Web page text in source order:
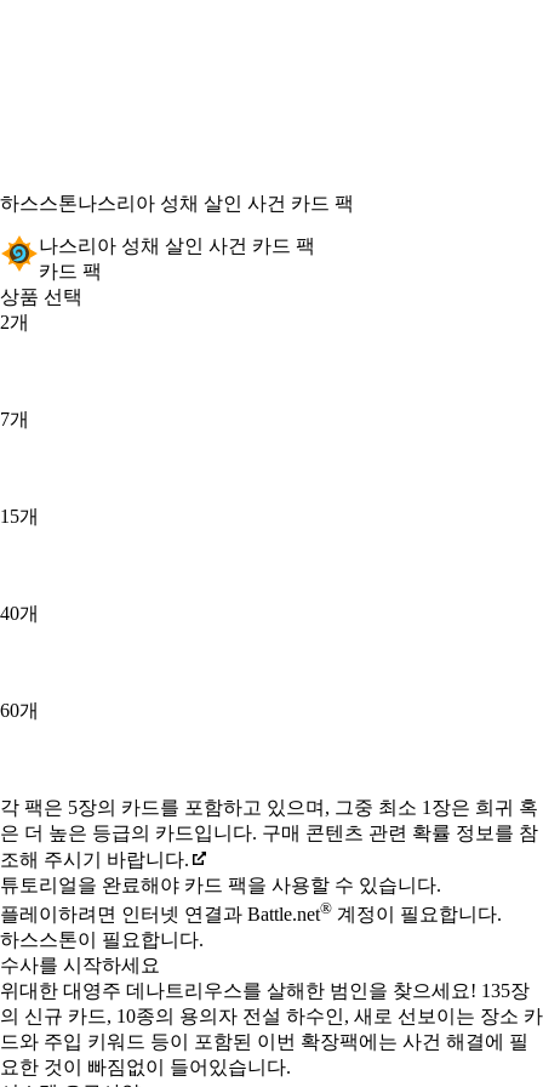
하스스톤나스리아 성채 살인 사건 카드 팩
나스리아 성채 살인 사건 카드 팩
카드 팩
상품 선택
2개
7개
15개
40개
60개
Available actions
각 팩은 5장의 카드를 포함하고 있으며, 그중 최소 1장은 희귀 혹
은 더 높은 등급의 카드입니다. 구매 콘텐츠 관련 확률 정보를 참
조해 주시기 바랍니다.
튜토리얼을 완료해야 카드 팩을 사용할 수 있습니다.
플레이하려면 인터넷 연결과 Battle.net® 계정이 필요합니다.
하스스톤이 필요합니다.
수사를 시작하세요
위대한 대영주 데나트리우스를 살해한 범인을 찾으세요! 135장
의 신규 카드, 10종의 용의자 전설 하수인, 새로 선보이는 장소 카
드와 주입 키워드 등이 포함된 이번 확장팩에는 사건 해결에 필
요한 것이 빠짐없이 들어있습니다.